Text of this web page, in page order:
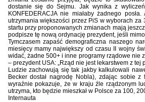
dostanie się do Sejmu. Jak wynika z
KONFEDERACJA nie miałaby żadnego
utrzymania większości przez PiS w wyborach
startu przy proponowanych zmianach mają
podpisze tę nową ordynację prezydent, jeśli
Tymczasem zapaść demograficzna naszego
miesięcy mamy największy od czasu II wojny
widać, żadne 500+ i inne programy rządowe nie
– prezydent USA: „Rząd nie jest lekarstwem z tej
Ludzie zachowują się tak jakby kalkulowali
Becker dostał nagrodę Nobla), zdając sobie
wyraźnie pokazuje, że w kraju źle rządzonym
utrzyma, kto będzie mieszkał w Polsce za 100,
Internauta